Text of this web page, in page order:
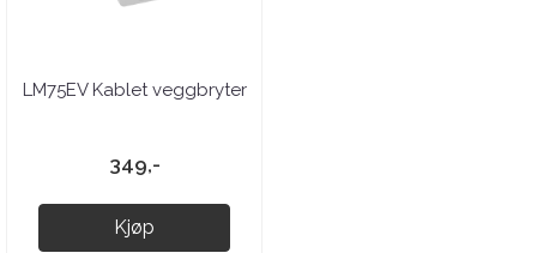
LM75EV Kablet veggbryter
349,-
Kjøp